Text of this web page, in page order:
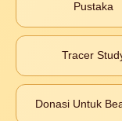
Pustaka
Tracer
Donasi Untuk